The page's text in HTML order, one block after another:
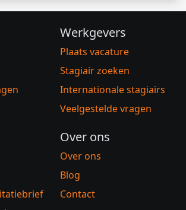
Werkgevers
Plaats vacature
Stagiair zoeken
Internationale stagiairs
Veelgestelde vragen
Over ons
Over ons
Blog
Contact